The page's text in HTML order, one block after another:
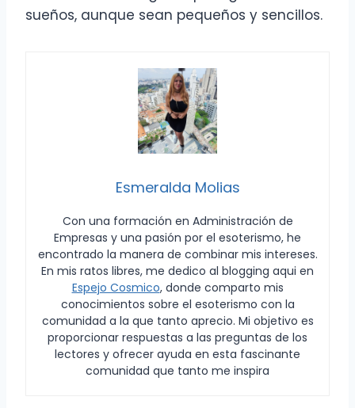
sueños, aunque sean pequeños y sencillos.
Esmeralda Molias
Con una formación en Administración de
Empresas y una pasión por el esoterismo, he
encontrado la manera de combinar mis intereses.
En mis ratos libres, me dedico al blogging aqui en
Espejo Cosmico, donde comparto mis
conocimientos sobre el esoterismo con la
comunidad a la que tanto aprecio. Mi objetivo es
proporcionar respuestas a las preguntas de los
lectores y ofrecer ayuda en esta fascinante
comunidad que tanto me inspira